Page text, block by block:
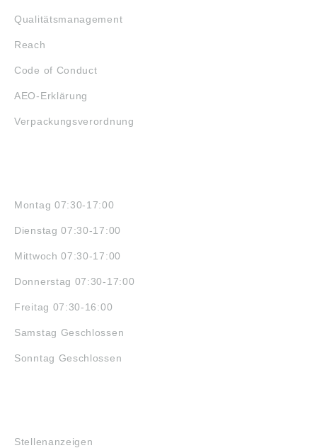
Qualitätsmanagement
Reach
Code of Conduct
AEO-Erklärung
Verpackungsverordnung
Montag 07:30-17:00
Dienstag 07:30-17:00
Mittwoch 07:30-17:00
Donnerstag 07:30-17:00
Freitag 07:30-16:00
Samstag Geschlossen
Sonntag Geschlossen
Stellenanzeigen